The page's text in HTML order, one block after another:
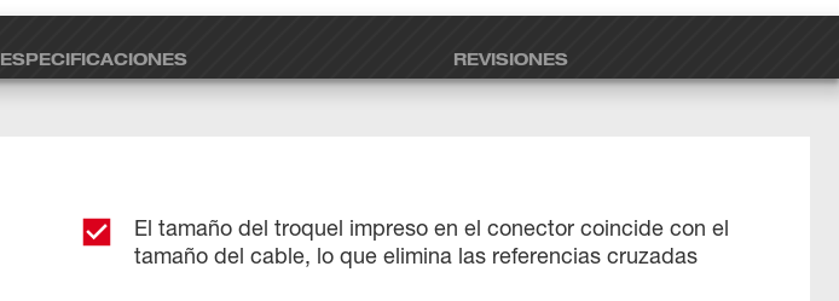
ESPECIFICACIONES REVISIONES
El tamaño del troquel impreso en el conector coincide con el
tamaño del cable, lo que elimina las referencias cruzadas